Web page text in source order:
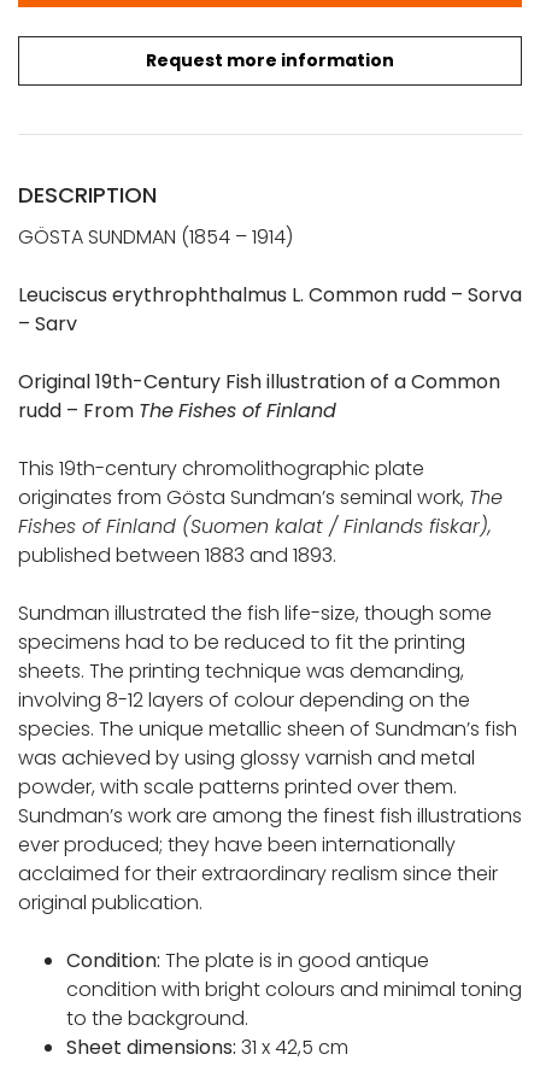
Request more information
DESCRIPTION
GÖSTA SUNDMAN (1854 – 1914)
Leuciscus erythrophthalmus L. Common rudd – Sorva
– Sarv
Original 19th-Century Fish illustration of a Common
rudd – From TheFishes of Finland
This 19th-century chromolithographic plate
originates from Gösta Sundman’s seminal work, The
Fishes of Finland (Suomen kalat /Finlands fiskar),
published between 1883 and 1893.
Sundman illustrated the fish life-size, though some
specimens had to be reduced to fit the printing
sheets. The printing technique was demanding,
involving 8-12 layers of colour depending on the
species. The unique metallic sheen of Sundman’s fish
was achieved by using glossy varnish and metal
powder, with scale patterns printed over them.
Sundman’s work are among the finest fish illustrations
ever produced; they have been internationally
acclaimed for their extraordinary realism since their
original publication.
Condition: The plate is in good antique
condition with bright colours and minimal toning
to the background.
Sheet dimensions: 31 x 42,5 cm